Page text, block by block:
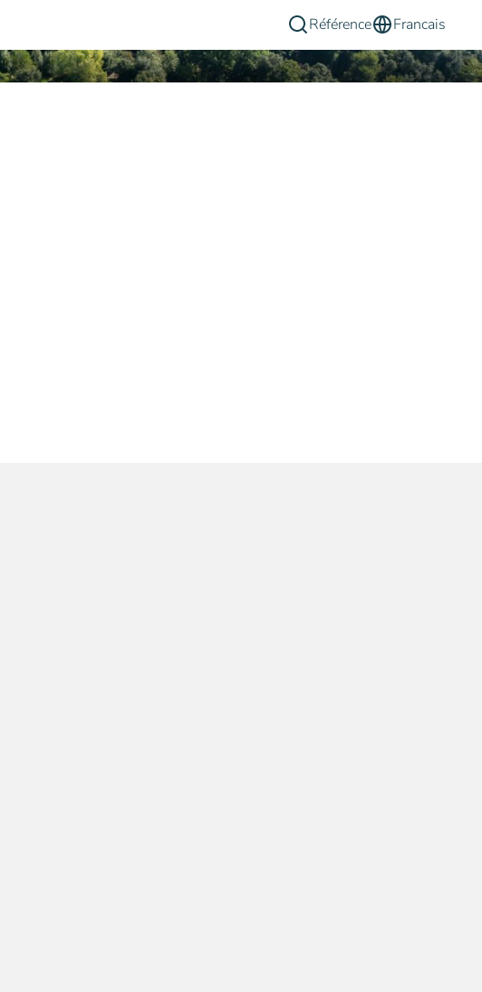
Référence Francais